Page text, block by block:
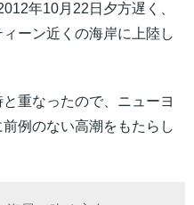
年10月22日夕方遅く、
ーン近くの海岸に上陸し
重なったので、ニューヨ
例のない高潮をもたらし